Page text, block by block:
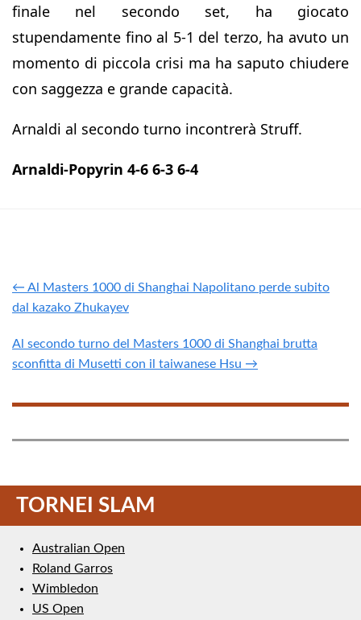
finale nel secondo set, ha giocato
stupendamente fino al 5-1 del terzo, ha avuto un
momento di piccola crisi ma ha saputo chiudere
con saggezza e grande capacità.
Arnaldi al secondo turno incontrerà Struff.
Arnaldi-Popyrin 4-6 6-3 6-4
← Al Masters 1000 di Shanghai Napolitano perde subito
dal kazako Zhukayev
Al secondo turno del Masters 1000 di Shanghai brutta
sconfitta di Musetti con il taiwanese Hsu →
TORNEI SLAM
Australian Open
Roland Garros
Wimbledon
US Open